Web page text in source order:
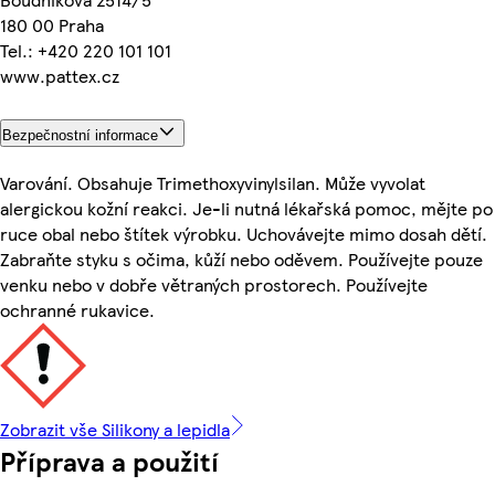
180 00 Praha
Tel.: +420 220 101 101
www.pattex.cz
Bezpečnostní informace
Varování. Obsahuje Trimethoxyvinylsilan. Může vyvolat
alergickou kožní reakci. Je-li nutná lékařská pomoc, mějte po
ruce obal nebo štítek výrobku. Uchovávejte mimo dosah dětí.
Zabraňte styku s očima, kůží nebo oděvem. Používejte pouze
venku nebo v dobře větraných prostorech. Používejte
ochranné rukavice.
Zobrazit vše Silikony a lepidla
Příprava a použití